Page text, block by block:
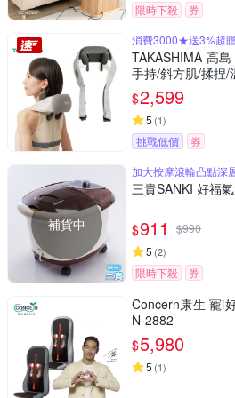
限時下殺
券
消費3000★送3%超
TAKASHIMA 高
手持/斜方肌/揉捏/
$2,599
5 (1)
挑戰低價 券
補貨中
加大按摩滾輪凸點深
三貴SANKI 好福
$911 $990
5 (2)
限時下殺 券
Concern康生 寵i
N-2882
$5,980
5 (1)